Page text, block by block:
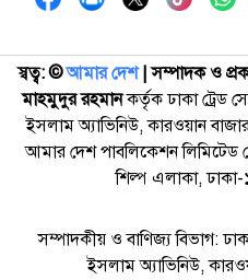
স্বত্ব: ©️আমার দেশ| সম্পাদক ও
মাহমুদুর রহমানকর্তৃক ঢাকা ট্রেড
ইসলাম অ্যাভিনিউ, কারওয়ান
আমার দেশ পাবলিকেশন
শিল্প এলাকা,
সম্পাদকীয় ও বাণিজ্য বিভাগ:
ইসলাম অ্যাভিনিউ,